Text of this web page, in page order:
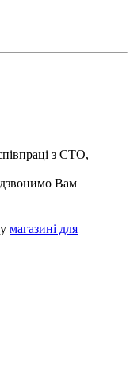
з СТО,
Вам
магазині для